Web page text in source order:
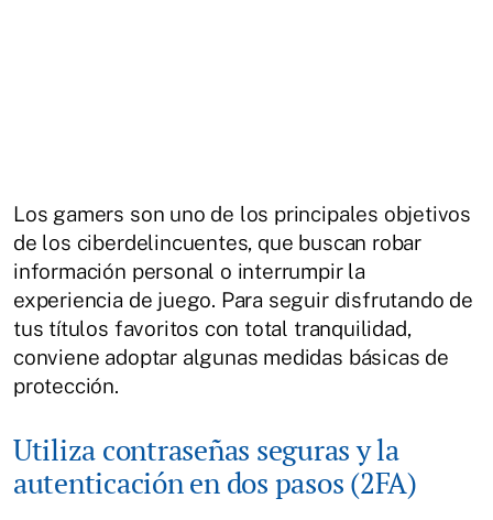
Los gamers son uno de los principales objetivos
de los ciberdelincuentes, que buscan robar
información personal o interrumpir la
experiencia de juego. Para seguir disfrutando de
tus títulos favoritos con total tranquilidad,
conviene adoptar algunas medidas básicas de
protección.
Utiliza contraseñas seguras y la
autenticación en dos pasos (2FA)